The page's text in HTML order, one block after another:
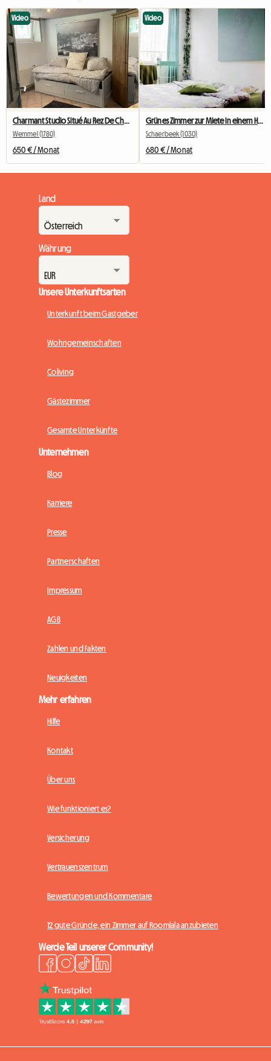
Video
Charmant Studio Situé Au Rez De Chaussée
Wemmel (1780)
650 € / Monat
Video
Grünes Zimmer zur Miete in einem Haus in Brüssel
Schaerbeek (1030)
680 € / Monat
Land
Währung
Unsere Unterkunftsarten
Unterkunft beim Gastgeber
Wohngemeinschaften
Coliving
Gästezimmer
Gesamte Unterkünfte
Unternehmen
Blog
Karriere
Presse
Partnerschaften
Impressum
AGB
Zahlen und Fakten
Neuigkeiten
Mehr erfahren
Hilfe
Kontakt
Über uns
Wie funktioniert es?
Versicherung
Vertrauenszentrum
Bewertungen und Kommentare
12 gute Gründe, ein Zimmer auf Roomlala anzubieten
Werde Teil unserer Community!